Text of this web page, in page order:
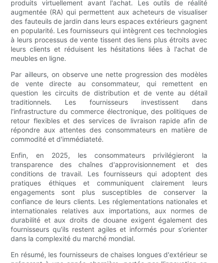
produits virtuellement avant l'achat. Les outils de réalité
augmentée (RA) qui permettent aux acheteurs de visualiser
des fauteuils de jardin dans leurs espaces extérieurs gagnent
en popularité. Les fournisseurs qui intègrent ces technologies
à leurs processus de vente tissent des liens plus étroits avec
leurs clients et réduisent les hésitations liées à l'achat de
meubles en ligne.
Par ailleurs, on observe une nette progression des modèles
de vente directe au consommateur, qui remettent en
question les circuits de distribution et de vente au détail
traditionnels. Les fournisseurs investissent dans
l'infrastructure du commerce électronique, des politiques de
retour flexibles et des services de livraison rapide afin de
répondre aux attentes des consommateurs en matière de
commodité et d'immédiateté.
Enfin, en 2025, les consommateurs privilégieront la
transparence des chaînes d'approvisionnement et des
conditions de travail. Les fournisseurs qui adoptent des
pratiques éthiques et communiquent clairement leurs
engagements sont plus susceptibles de conserver la
confiance de leurs clients. Les réglementations nationales et
internationales relatives aux importations, aux normes de
durabilité et aux droits de douane exigent également des
fournisseurs qu'ils restent agiles et informés pour s'orienter
dans la complexité du marché mondial.
En résumé, les fournisseurs de chaises longues d'extérieur se